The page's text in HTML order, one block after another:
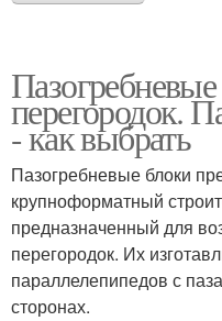
перегородок.
- как выбрать
Пазогребневые блоки
крупноформатный
предназначенный для
перегородок. Их
параллелепипедов с
сторонах.